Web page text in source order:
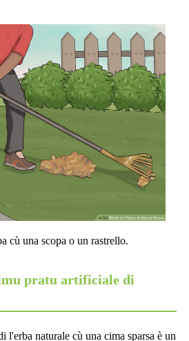
cù una scopa o un rastrello.
pratu artificiale di
l'erba naturale cù una cima sparsa è un